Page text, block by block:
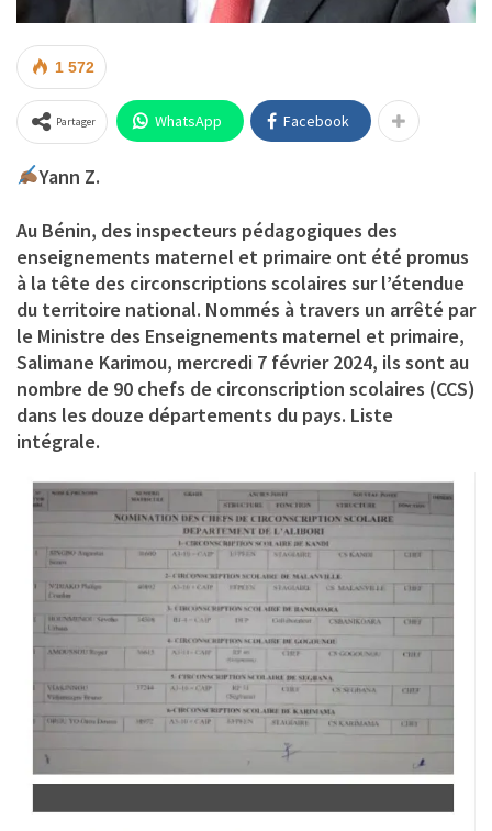
1 572
Partager WhatsApp Facebook
Yann Z.
Au Bénin, des inspecteurs pédagogiques des
enseignements maternel et primaire ont été promus
à la tête des circonscriptions scolaires sur l’étendue
du territoire national. Nommés à travers un arrêté par
le Ministre des Enseignements maternel et primaire,
Salimane Karimou, mercredi 7 février 2024, ils sont au
nombre de 90 chefs de circonscription scolaires (CCS)
dans les douze départements du pays. Liste
intégrale.